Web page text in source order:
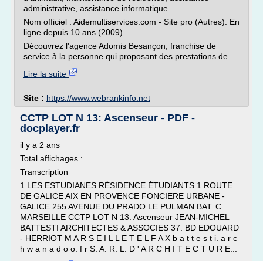
administrative, assistance informatique
Nom officiel : Aidemultiservices.com - Site pro (Autres). En
ligne depuis 10 ans (2009).
Découvrez l'agence Adomis Besançon, franchise de
service à la personne qui proposant des prestations de...
Lire la suite
Site : https://www.webrankinfo.net
CCTP LOT N 13: Ascenseur - PDF -
docplayer.fr
il y a 2 ans
Total affichages :
Transcription
1 LES ESTUDIANES RÉSIDENCE ÉTUDIANTS 1 ROUTE
DE GALICE AIX EN PROVENCE FONCIERE URBANE -
GALICE 255 AVENUE DU PRADO LE PULMAN BAT. C
MARSEILLE CCTP LOT N 13: Ascenseur JEAN-MICHEL
BATTESTI ARCHITECTES & ASSOCIES 37. BD EDOUARD
- HERRIOT M A R S E I L L E T E L F A X b a t t e s t i. a r c
h w a n a d o o. f r S. A. R. L. D ' A R C H I T E C T U R E...